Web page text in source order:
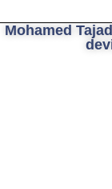
Mohamed